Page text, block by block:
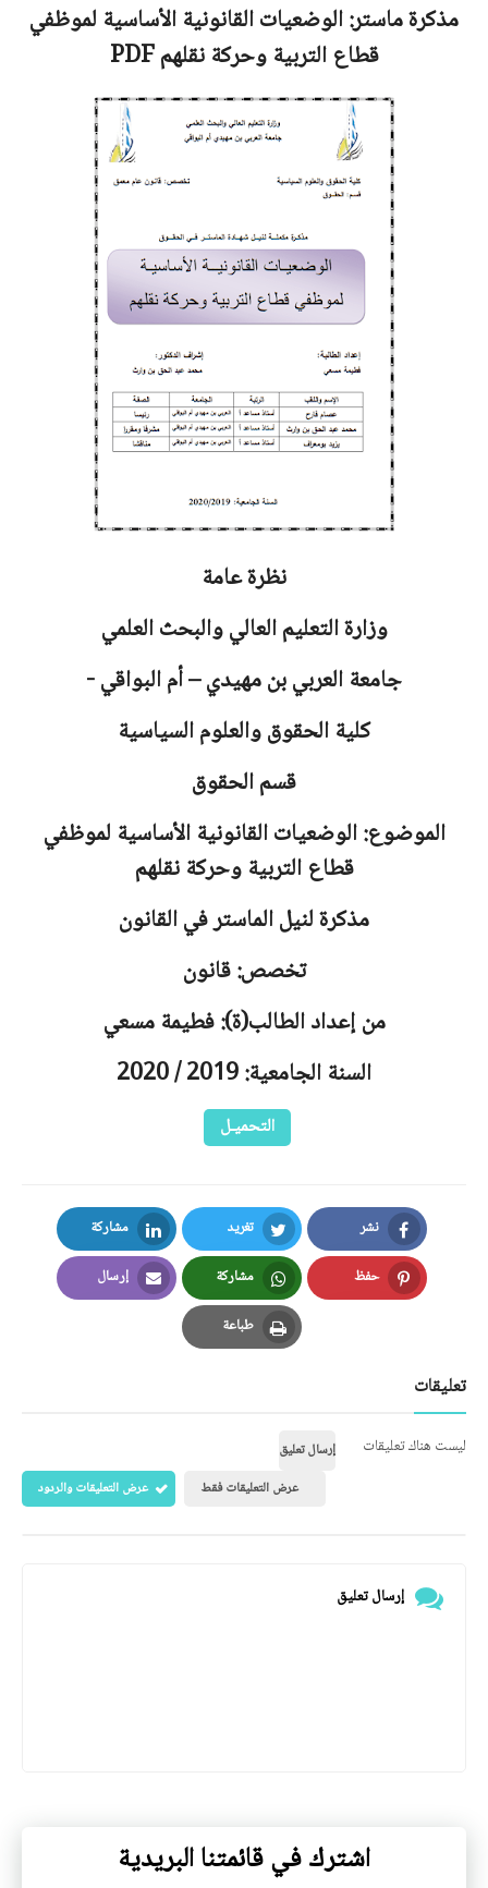
مذكرة ماستر:الوضعيات القانونية الأساسية لموظفي
قطاع التربية وحركة نقلهمPDF
نظرة عامة
وزارة التعليم العالي والبحث العلمي
جامعةالعربي بن مهيدي – أم البواقي -
كلية الحقوق والعلوم السياسية
قسم الحقوق
الموضوع: الوضعيات القانونية الأساسية لموظفي
قطاع التربية وحركة نقلهم
مذكرة لنيل الماستر في القانون
تخصص: قانون
من إعداد الطالب(ة): فطيمة مسعي
السنة الجامعية: 2019 / 2020
التحميـل
نشر
Facebook
تغريد
Twitter
مشاركة
LinkedIn
حفظ
Pinterest
مشاركة
Whatsapp
إرسال
Email
طباعة
Print
تعليقات
ليست هناك تعليقات
إرسال تعليق
عرض التعليقات فقط
عرض التعليقات والردود
إرسال تعليق
اشترك في قائمتنا البريدية